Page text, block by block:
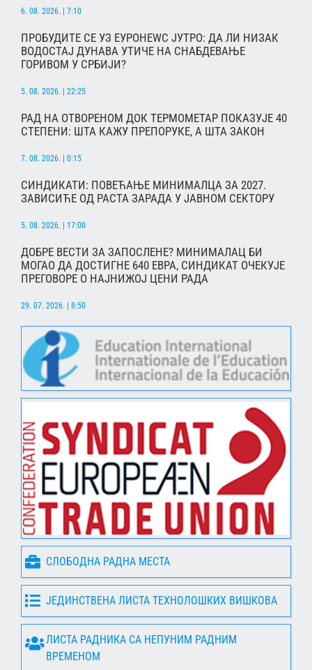
6. 08. 2026. | 7:10
ПРОБУДИТЕ СЕ УЗ ЕУРОНЕWС ЈУТРО: ДА ЛИ НИЗАК
ВОДОСТАЈ ДУНАВА УТИЧЕ НА СНАБДЕВАЊЕ
ГОРИВОМ У СРБИЈИ?
5. 08. 2026. | 22:25
РАД НА ОТВОРЕНОМ ДОК ТЕРМОМЕТАР ПОКАЗУЈЕ 40
СТЕПЕНИ: ШТА КАЖУ ПРЕПОРУКЕ, А ШТА ЗАКОН
7. 08. 2026. | 0:15
СИНДИКАТИ: ПОВЕЋАЊЕ МИНИМАЛЦА ЗА 2027.
ЗАВИСИЋЕ ОД РАСТА ЗАРАДА У ЈАВНОМ СЕКТОРУ
5. 08. 2026. | 17:00
ДОБРЕ ВЕСТИ ЗА ЗАПОСЛЕНЕ? МИНИМАЛАЦ БИ
МОГАО ДА ДОСТИГНЕ 640 ЕВРА, СИНДИКАТ ОЧЕКУЈЕ
ПРЕГОВОРЕ О НАЈНИЖОЈ ЦЕНИ РАДА
29. 07. 2026. | 8:50
СЛОБОДНА РАДНА МЕСТА
ЈЕДИНСТВЕНА ЛИСТА ТЕХНОЛОШКИХ ВИШКОВА
ЛИСТА РАДНИКА СА НЕПУНИМ РАДНИМ
ВРЕМЕНОМ